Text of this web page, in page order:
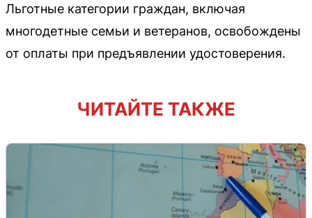
Льготные категории граждан, включая
многодетные семьи и ветеранов, освобождены
от оплаты при предъявлении удостоверения.
ЧИТАЙТЕ ТАКЖЕ